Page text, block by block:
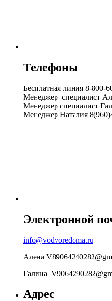
Телефоны
Бесплатная линия 8-800-
Менеджер специалист
Менеджер специалист
Менеджер Наталия
Электронной
info@vodvoredoma.ru
Алена
Галина
Адрес